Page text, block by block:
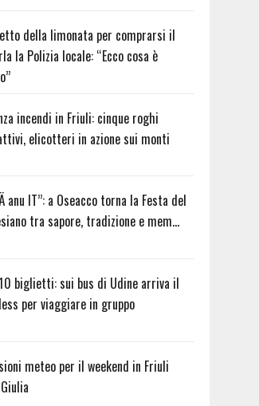
della limonata per comprarsi il
la Polizia locale: “Ecco cosa è
incendi in Friuli: cinque roghi
elicotteri in azione sui monti
anu IT”: a Oseacco torna la Festa del
tra sapore, tradizione e mem…
biglietti: sui bus di Udine arriva il
per viaggiare in gruppo
meteo per il weekend in Friuli